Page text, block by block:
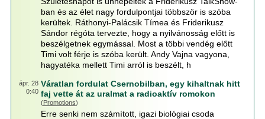
ban és az élet nagy fordulpontjai többször is szóba
kerültek. Ráthonyi-Palácsik Tímea és Friderikusz
Sándor régóta tervezte, hogy a nyilvánosság előtt is
beszélgetnek egymással. Most a többi vendég előtt
Timi volt férje is szóba került. Andy Vajna vagyona,
hagyatéka mellett Timi arról is beszélt, h
ápr. 28
0:40
Váratlan fordulat Csernobilban, egy kihaltnak hitt
faj vette át az uralmat a radioaktív romokon
(Promotions)
Erre senki nem számított, igazi biológiai csoda